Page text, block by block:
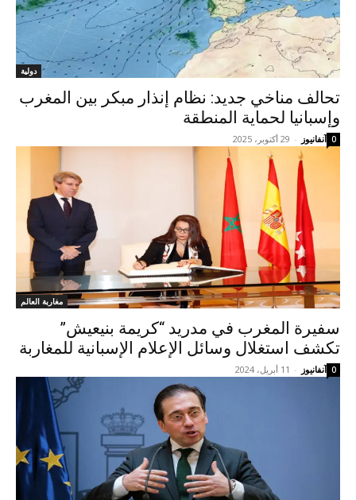
دولية
تحالف مناخي جديد: نظام إنذار مبكر بين المغرب
وإسبانيا لحماية المنطقة
آنفانيوز - 29 أكتوبر، 2025 0
مغاربة العالم
سفيرة المغرب في مدريد “كريمة بنيعيش”
تكشف استغلال وسائل الإعلام الإسبانية للمغاربة
آنفانيوز - 11 أبريل، 2024 0